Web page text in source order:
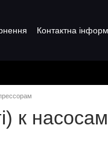
Контактна
к